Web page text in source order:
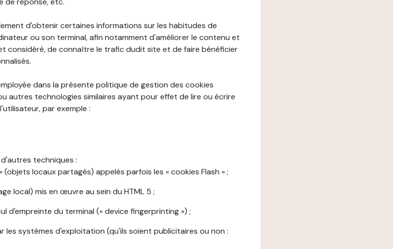
d'obtenir certaines informations sur les habitudes de
ou son terminal, afin notamment d'améliorer le contenu et
considéré, de connaître le trafic dudit site et de faire bénéficier
dans la présente politique de gestion des cookies
autres technologies similaires ayant pour effet de lire ou écrire
par exemple :
techniques :
(objets locaux partagés) appelés parfois les « cookies Flash » ;
local) mis en œuvre au sein du HTML 5 ;
d'empreinte du terminal (« device fingerprinting ») ;
les systèmes d'exploitation (qu'ils soient publicitaires ou non :